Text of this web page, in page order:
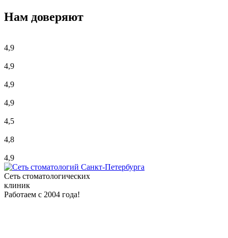
Нам доверяют
4,9
4,9
4,9
4,9
4,5
4,8
4,9
Сеть стоматологических
клиник
Работаем с 2004 года!